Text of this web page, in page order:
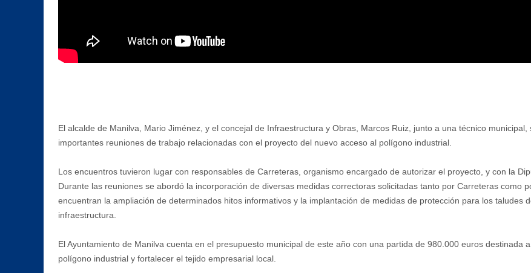
El alcalde de Manilva, Mario Jiménez, y el concejal de Infraestructura y Obras, Marcos Ruiz, junto a una técnico
importantes reuniones de trabajo relacionadas con el proyecto del nuevo acceso al polígono industrial.
Los encuentros tuvieron lugar con responsables de Carreteras, organismo encargado de autorizar el proyecto, y con la
Durante las reuniones se abordó la incorporación de diversas medidas correctoras solicitadas tanto por Carreteras como
encuentran la ampliación de determinados hitos informativos y la implantación de medidas de protección para los taludes
infraestructura.
El Ayuntamiento de Manilva cuenta en el presupuesto municipal de este año con una partida de 980.000 euros destinada
polígono industrial y fortalecer el tejido empresarial local.